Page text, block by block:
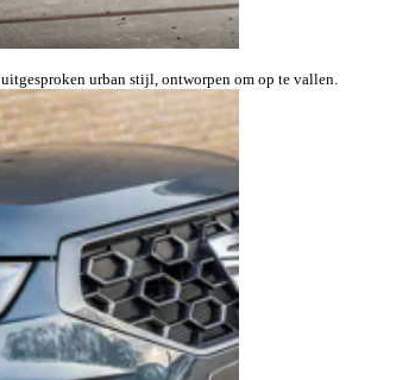
urban stijl, ontworpen om op te vallen.